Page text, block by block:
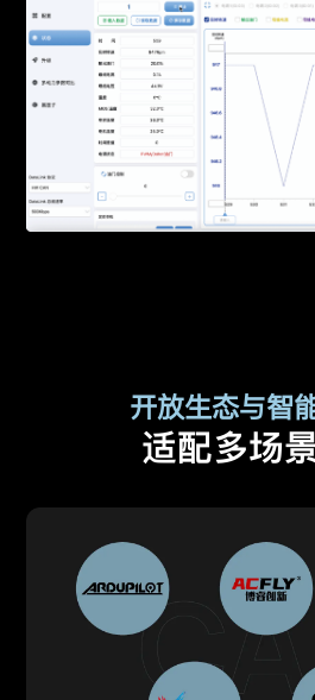
开放生态与智
适配多场